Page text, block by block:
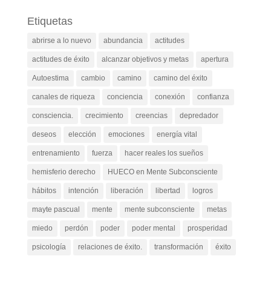
Etiquetas
abrirse a lo nuevo abundancia actitudes
actitudes de éxito alcanzar objetivos y metas apertura
Autoestima cambio camino camino del éxito
canales de riqueza conciencia conexión confianza
consciencia. crecimiento creencias depredador
deseos elección emociones energía vital
entrenamiento fuerza hacer reales los sueños
hemisferio derecho HUECO en Mente Subconsciente
hábitos intención liberación libertad logros
mayte pascual mente mente subconsciente metas
miedo perdón poder poder mental prosperidad
psicología relaciones de éxito. transformación éxito